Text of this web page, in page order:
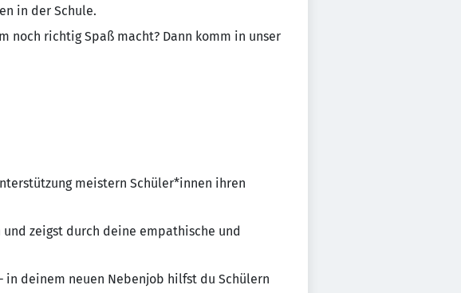
in der Schule.
noch richtig Spaß macht? Dann komm in unser
meistern Schüler*innen ihren
zeigst durch deine empathische und
in deinem neuen Nebenjob hilfst du Schülern